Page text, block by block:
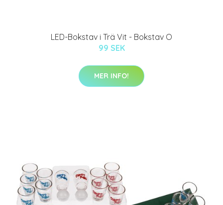
LED-Bokstav i Trä Vit - Bokstav O
99 SEK
MER INFO!